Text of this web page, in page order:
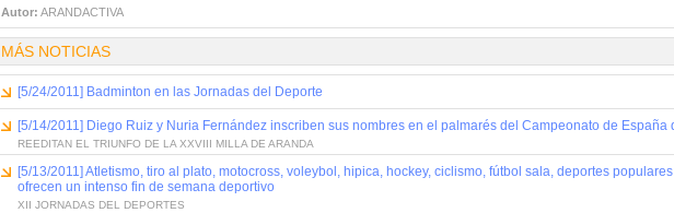
Autor: ARANDACTIVA
MÁS NOTICIAS
[5/24/2011] Badminton en las Jornadas del Deporte
[5/14/2011] Diego Ruiz y Nuria Fernández inscriben sus nombres en el palmarés del Campeonato de España
REEDITAN EL TRIUNFO DE LA XXVIII MILLA DE ARANDA
[5/13/2011] Atletismo, tiro al plato, motocross, voleybol, hipica, hockey, ciclismo, fútbol sala, deportes
ofrecen un intenso fin de semana deportivo
XII JORNADAS DEL DEPORTES